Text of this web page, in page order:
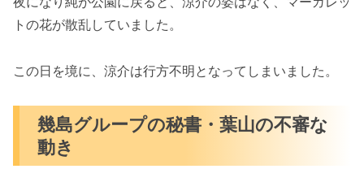
トの花が散乱していました。
この日を境に、涼介は行方不明となってしまいました。
幾島グループの秘書・葉山の不審な
動き